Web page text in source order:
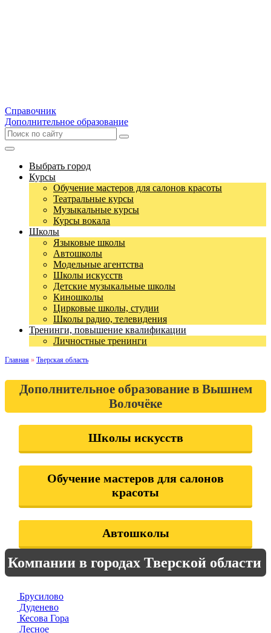
Справочник
Дополнительное образование
Выбрать город
Курсы
Обучение мастеров для салонов красоты
Театральные курсы
Музыкальные курсы
Курсы вокала
Школы
Языковые школы
Автошколы
Модельные агентства
Школы искусств
Детские музыкальные школы
Киношколы
Цирковые школы, студии
Школы радио, телевидения
Тренинги, повышение квалификации
Личностные тренинги
Главная » Тверская область
Дополнительное образование в Вышнем
Волочёке
Школы искусств
Обучение мастеров для салонов
красоты
Автошколы
Компании в городах Тверской области
Брусилово
Дуденево
Кесова Гора
Лесное